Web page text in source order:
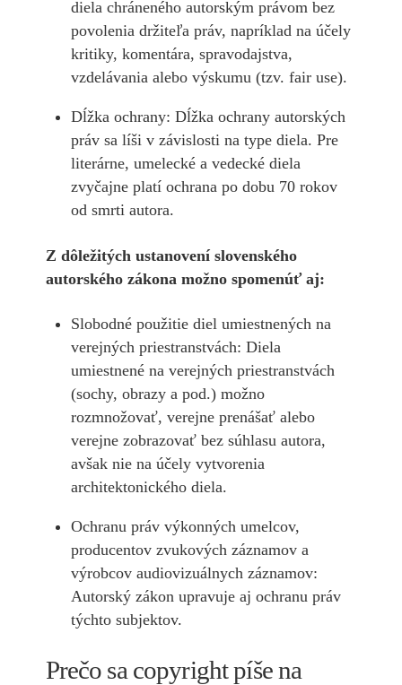
diela chráneného autorským právom bez
povolenia držiteľa práv, napríklad na účely
kritiky, komentára, spravodajstva,
vzdelávania alebo výskumu (tzv. fair use).
Dĺžka ochrany: Dĺžka ochrany autorských
práv sa líši v závislosti na type diela. Pre
literárne, umelecké a vedecké diela
zvyčajne platí ochrana po dobu 70 rokov
od smrti autora.
Z dôležitých ustanovení slovenského
autorského zákona možno spomenúť aj:
Slobodné použitie diel umiestnených na
verejných priestranstvách: Diela
umiestnené na verejných priestranstvách
(sochy, obrazy a pod.) možno
rozmnožovať, verejne prenášať alebo
verejne zobrazovať bez súhlasu autora,
avšak nie na účely vytvorenia
architektonického diela.
Ochranu práv výkonných umelcov,
producentov zvukových záznamov a
výrobcov audiovizuálnych záznamov:
Autorský zákon upravuje aj ochranu práv
týchto subjektov.
Prečo sa copyright píše na